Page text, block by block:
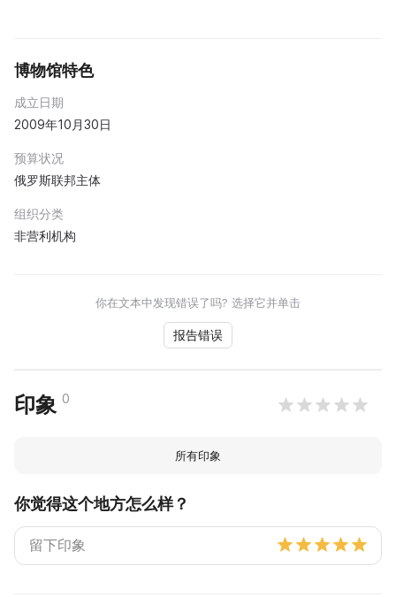
博物馆特色
成立日期
2009年10月30日
预算状况
俄罗斯联邦主体
组织分类
非营利机构
你在文本中发现错误了吗? 选择它并单击
报告错误
印象 0
所有印象
你觉得这个地方怎么样？